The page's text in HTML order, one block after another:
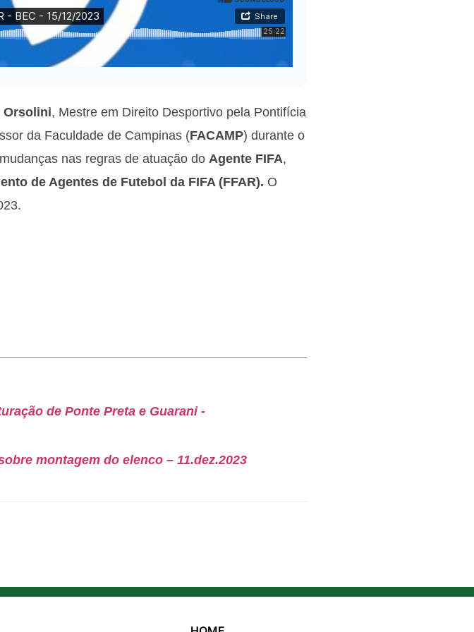
Orsolini, Mestre em Direito Desportivo pela Pontifícia
da Faculdade de Campinas (FACAMP) durante o
nas regras de atuação do Agente FIFA,
de Agentes de Futebol da FIFA (FFAR). O
de Ponte Preta e Guarani -
montagem do elenco – 11.dez.2023